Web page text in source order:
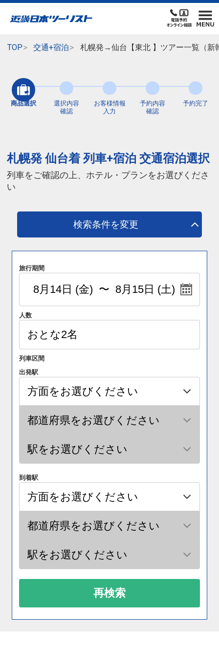
TOP 交通+宿泊 札幌発→仙台【東北 】ツアー一覧（新
商品選択
選択内容
確認
お客様情報
入力
予約内容
確認
予約完了
札幌発 仙台着 列車+宿泊 交通宿泊選択
列車をご確認の上、ホテル・プランをお選びくださ
い
検索条件を変更
旅行期間
人数
列車区間
出発駅
到着駅
再検索